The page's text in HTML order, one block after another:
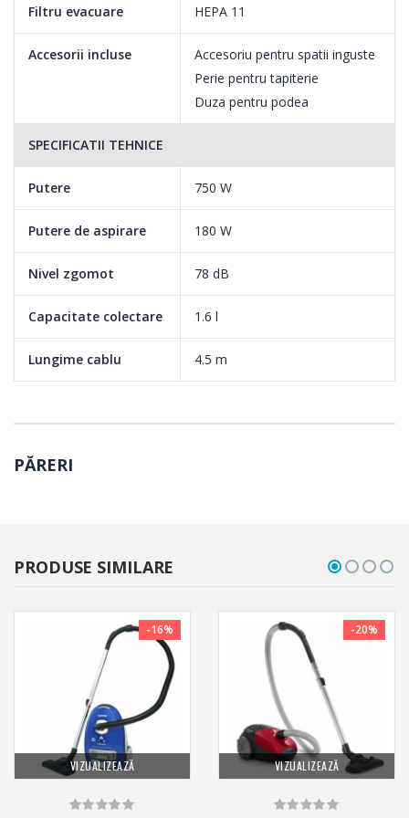
Datorita modului in care peria este conceputa, va puteti bucura
de cel mai redus nivel de zgomot atunci cand utilizati aparatul pe
diferite tipuri de suprafete
Poti regla puterea de aspirare a aspiratorului printr-o simpla
Filtru evacuare HEPA 11
Accesorii incluse
Accesoriu pentru spatii inguste
Perie pentru tapiterie
Duza pentru podea
SPECIFICATII TEHNICE
Putere 750 W
Putere de aspirare 180 W
Nivel zgomot 78 dB
Capacitate colectare 1.6 l
Lungime cablu 4.5 m
PĂRERI
PRODUSE SIMILARE
VIZUALIZEAZĂ
-16%
VIZUALIZEAZĂ
-20%